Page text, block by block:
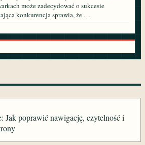
może zadecydować o sukcesie
konkurencja sprawia, że …
Jak poprawić nawigację, czytelność i